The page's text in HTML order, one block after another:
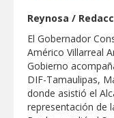
Reynosa /
El Gobernador
Américo Villarreal
Gobierno
DIF-Tamaulipas,
donde asistió el
representación de